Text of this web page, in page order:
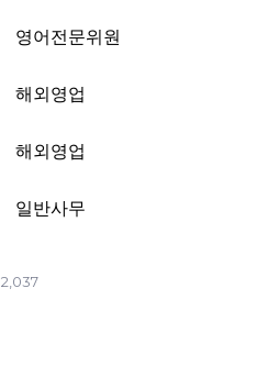
영어전문위원
해외영업
해외영업
일반사무
2,037